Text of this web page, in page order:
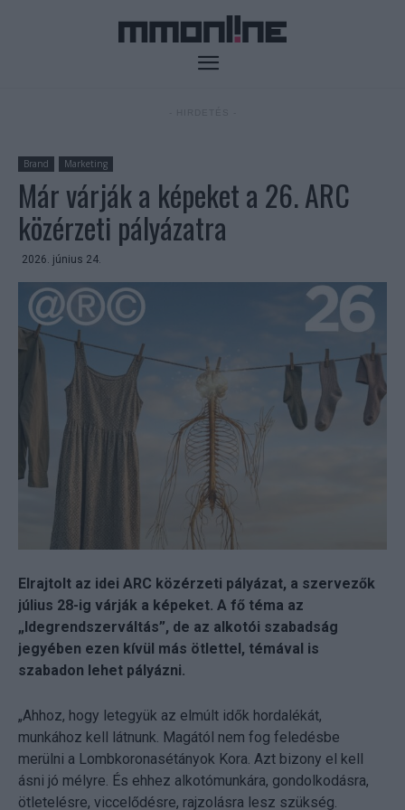
Brand Marketing
Már várják a képeket a 26. ARC
közérzeti pályázatra
2026. június 24.
Elrajtolt az idei ARC közérzeti pályázat, a szervezők
július 28-ig várják a képeket. A fő téma az
„Idegrendszerváltás”, de az alkotói szabadság
jegyében ezen kívül más ötlettel, témával is
szabadon lehet pályázni.
„Ahhoz, hogy letegyük az elmúlt idők hordalékát,
munkához kell látnunk. Magától nem fog feledésbe
merülni a Lombkoronasétányok Kora. Azt bizony el kell
ásni jó mélyre. És ehhez alkotómunkára, gondolkodásra,
ötletelésre, viccelődésre, rajzolásra lesz szükség.